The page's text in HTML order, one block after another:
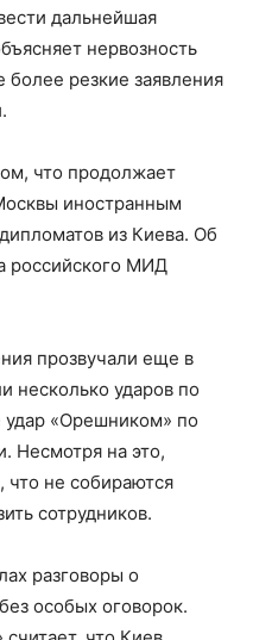
дальнейшая
нервозность
более резкие заявления
что продолжает
иностранным
из Киева. Об
российского МИД
прозвучали еще в
несколько ударов по
удар «Орешником» по
Несмотря на это,
что не собираются
сотрудников.
разговоры о
особых оговорок.